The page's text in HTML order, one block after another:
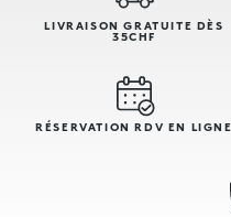
LIVRAISON GRATUITE DÈS
35CHF
RÉSERVATION RDV EN LIGNE